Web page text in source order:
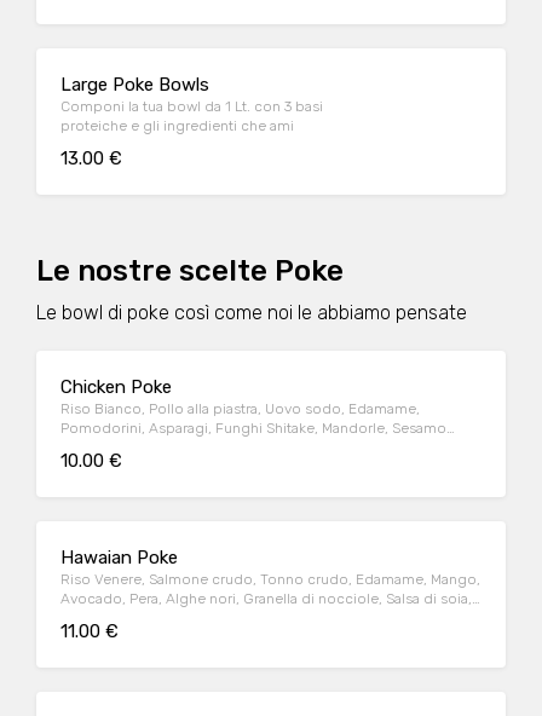
Large Poke Bowls
Componi la tua bowl da 1 Lt. con 3 basi
proteiche e gli ingredienti che ami
13.00 €
Le nostre scelte Poke
Le bowl di poke così come noi le abbiamo pensate
Chicken Poke
Riso Bianco, Pollo alla piastra, Uovo sodo, Edamame,
Pomodorini, Asparagi, Funghi Shitake, Mandorle, Sesamo
10.00 €
Hawaian Poke
Riso Venere, Salmone crudo, Tonno crudo, Edamame, Mango,
Avocado, Pera, Alghe nori, Granella di nocciole, Salsa di soia,
11.00 €